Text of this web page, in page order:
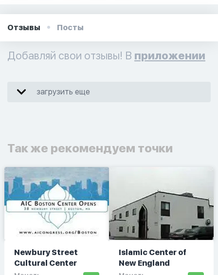
Отзывы Посты
Добавляй свои отзывы! В приложении
загрузить еще
Так же рекомендуем точки
Newbury Street
Cultural Center
Islamic Center of
New England